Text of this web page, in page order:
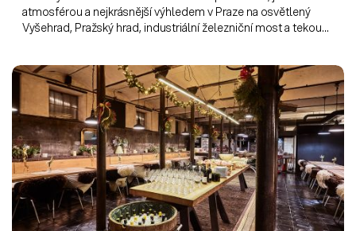
atmosférou a nejkrásnější výhledem v Praze na osvětlený
Vyšehrad, Pražský hrad, industriální železniční most a tekoucí